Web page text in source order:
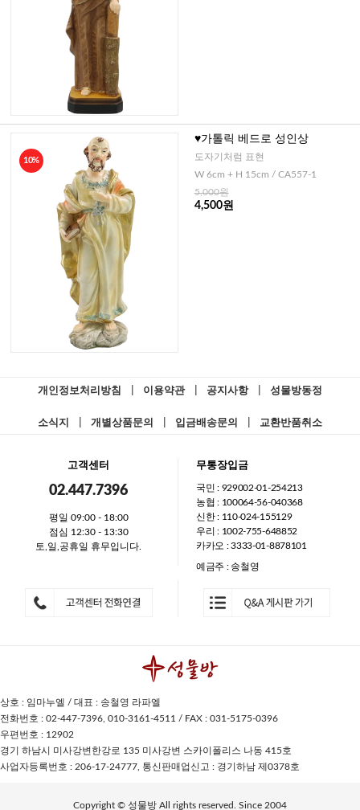
10%
♥가톨릭 베드로 성인상
도자기처럼 표현
W 6cm + H 15cm / CA557-1
5,000원
4,500원
개인정보처리방침 이용약관 공지사항 성물방동정
소식지 개별상품문의 입금배송문의 교환반품취소
고객센터
02.447.7396
평일 09:00 - 18:00
점심 12:30 - 13:30
토,일,공휴일 휴무입니다.
무통장입금
국민 : 929002-01-254213
농협 : 100064-56-040368
신한 : 110-024-155129
우리 : 1002-755-648852
카카오 : 3333-01-8878101
예금주 : 송철영
상호 : 임마누엘 / 대표 : 송철영 라파엘
전화번호 : 02-447-7396, 010-3161-4511 / FAX : 031-5175-0396
우편번호 : 12902
경기 하남시 미사강변한강로 135 미사강변 스카이폴리스 나동 415호
사업자등록번호 : 206-17-24777, 통신판매업신고 : 경기하남 제0378호
Copyright © 성물방 All rights reserved. Since 2004